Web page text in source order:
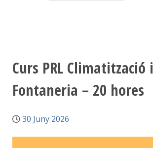
Curs PRL Climatització i
Fontaneria – 20 hores
30 Juny 2026